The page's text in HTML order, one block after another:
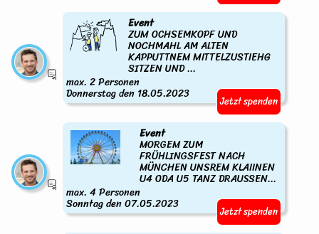
Event
ZUM OCHSEMKOPF UND
NOCHMAHL AM ALTEN
KAPPUTTNEM MITTELZUSTIEHG
SITZEN UND ...
max. 2 Personen
Donnerstag den 18.05.2023 Jetzt spenden
Event
MORGEM ZUM
FRÜHLINGSFEST NACH
MÜNCHEN UNSREM KLAIINEN
U4 ODA U5 TANZ DRAUSSEN...
max. 4 Personen
Sonntag den 07.05.2023 Jetzt spenden